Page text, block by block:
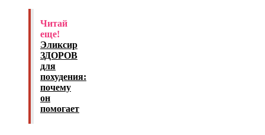
Читай
еще!
Эликсир
ЗДОРОВ
для
похудения:
почему
он
помогает